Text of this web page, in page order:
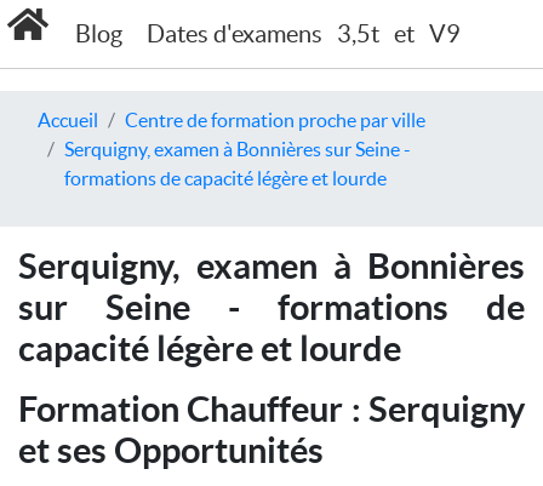
Blog Dates d'examens 3,5t et V9
Accueil
Centre de formation proche par ville
Serquigny, examen à Bonnières sur Seine -
formations de capacité légère et lourde
Serquigny, examen à Bonnières
sur Seine - formations de
capacité légère et lourde
Formation Chauffeur : Serquigny
et ses Opportunités